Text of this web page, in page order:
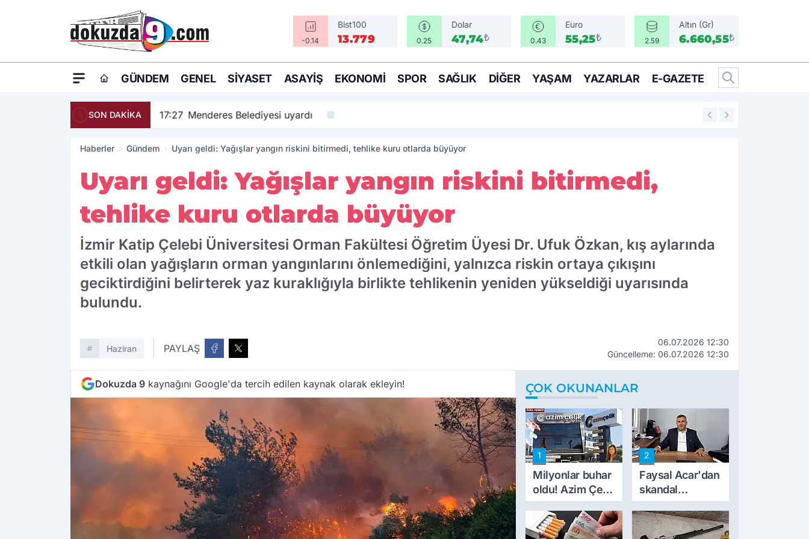
-0.14
Bist100
13.779 0.25
Dolar
47,74₺ 0.43
Euro
55,25₺ 2.59
Altın (Gr)
6.660,55₺
GÜNDEM GENEL SIYASET ASAYIŞ EKONOMI SPOR SAĞLIK DIĞER YAŞAM YAZARLAR E-GAZETE
SON DAKİKA 17:27 Menderes Belediyesi uyardı 17:17 Türkiye, Suudi
Haberler Gündem Uyarı geldi: Yağışlar yangın riskini bitirmedi, tehlike kuru otlarda büyüyor
Uyarı geldi: Yağışlar yangın riskini bitirmedi,
tehlike kuru otlarda büyüyor
İzmir Katip Çelebi Üniversitesi Orman Fakültesi Öğretim Üyesi Dr. Ufuk Özkan, kış aylarında
etkili olan yağışların orman yangınlarını önlemediğini, yalnızca riskin ortaya çıkışını
geciktirdiğini belirterek yaz kuraklığıyla birlikte tehlikenin yeniden yükseldiği uyarısında
bulundu.
Haziran PAYLAŞ
06.07.2026 12:30
Güncelleme: 06.07.2026 12:30
Dokuzda 9 kaynağını Google'da tercih edilen kaynak olarak ekleyin! ÇOK OKUNANLAR
1
Milyonlar buhar
oldu! Azim Çelik
inşaat mağduru
ilk kez konuştu
2
Faysal Acar'dan
skandal
açıklamalar:
'Haluk Levent
peynircilerimizi